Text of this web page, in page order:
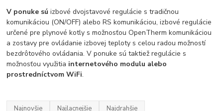
V ponuke sú izbové dvojstavové regulácie s tradičnou
komunikáciou (ON/OFF) alebo RS komunikáciou, izbové regulácie
určené pre plynové kotly s možnosťou OpenTherm komunikáciou
a zostavy pre ovládanie izbovej teploty s celou radou možností
bezdrôtového ovládania. V ponuke sú taktiež regulácie s
možnosťou využitia internetového modulu alebo
prostredníctvom WiFi.
Najnovšie Najlacnejšie Najdrahšie